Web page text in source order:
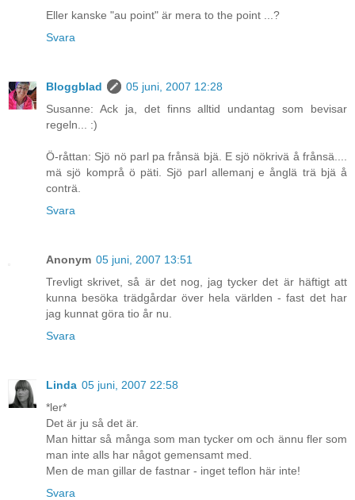
Eller kanske "au point" är mera to the point ...?
Svara
Bloggblad
05 juni, 2007 12:28
Susanne: Ack ja, det finns alltid undantag som bevisar
regeln... :)
Ö-råttan: Sjö nö parl pa frånsä bjä. E sjö nökrivä å frånsä....
mä sjö komprå ö päti. Sjö parl allemanj e ånglä trä bjä å
conträ.
Svara
Anonym 05 juni, 2007 13:51
Trevligt skrivet, så är det nog, jag tycker det är häftigt att
kunna besöka trädgårdar över hela världen - fast det har
jag kunnat göra tio år nu.
Svara
Linda 05 juni, 2007 22:58
*ler*
Det är ju så det är.
Man hittar så många som man tycker om och ännu fler som
man inte alls har något gemensamt med.
Men de man gillar de fastnar - inget teflon här inte!
Svara